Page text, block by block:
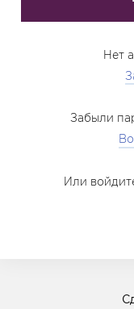
Нет
Забыли
Или